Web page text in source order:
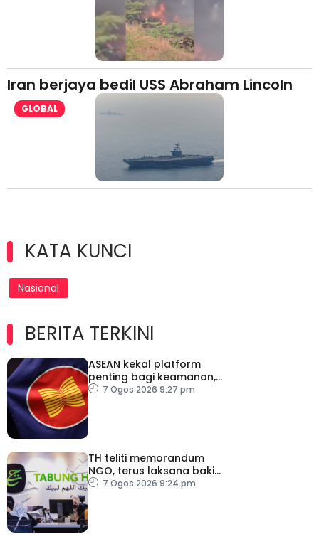
Iran berjaya bedil USS Abraham Lincoln
GLOBAL
KATA KUNCI
Nasional
BERITA TERKINI
ASEAN kekal platform
penting bagi keamanan,
kestabilan serantau –
7 Ogos 2026 9:27 pm
TH teliti memorandum
NGO, terus laksana baki
syor RCI
7 Ogos 2026 9:24 pm